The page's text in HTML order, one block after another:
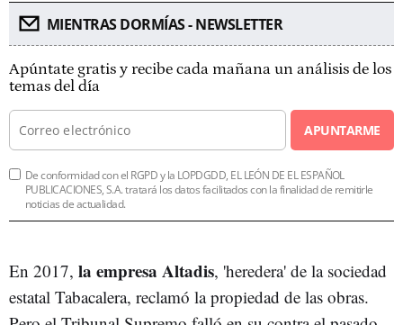
MIENTRAS DORMÍAS - NEWSLETTER
Apúntate gratis y recibe cada mañana un análisis de los
temas del día
APUNTARME
De conformidad con el RGPD y la LOPDGDD, EL LEÓN DE EL ESPAÑOL
PUBLICACIONES, S.A. tratará los datos facilitados con la finalidad de remitirle
noticias de actualidad.
En 2017, la empresa Altadis, 'heredera' de la sociedad
estatal Tabacalera, reclamó la propiedad de las obras.